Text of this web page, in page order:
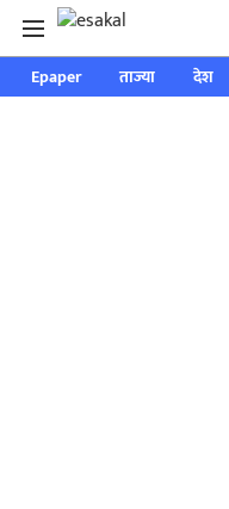
Epaper ताज्या देश